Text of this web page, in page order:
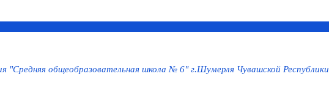
общеобразовательная школа № 6" г.Шумерля Чувашской Республики